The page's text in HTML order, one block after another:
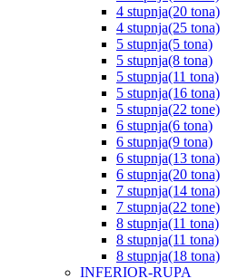
4 stupnja(20 tona)
4 stupnja(25 tona)
5 stupnja(5 tona)
5 stupnja(8 tona)
5 stupnja(11 tona)
5 stupnja(16 tona)
5 stupnja(22 tone)
6 stupnja(6 tona)
6 stupnja(9 tona)
6 stupnja(13 tona)
6 stupnja(20 tona)
7 stupnja(14 tona)
7 stupnja(22 tone)
8 stupnja(11 tona)
8 stupnja(11 tona)
8 stupnja(18 tona)
INFERIOR-RUPA